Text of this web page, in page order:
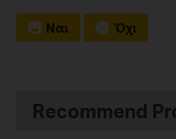
Ναι Όχι
Recommend